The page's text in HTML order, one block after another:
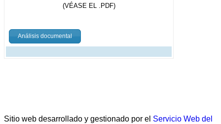
(VÉASE EL .PDF)
Análisis documental
Sitio web desarrollado y gestionado por el Servicio Web del